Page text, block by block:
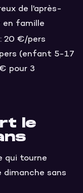
de l'après-
en famille
: 20 €/pers
(enfant 5-17
pour 3
le
qui tourne
sans